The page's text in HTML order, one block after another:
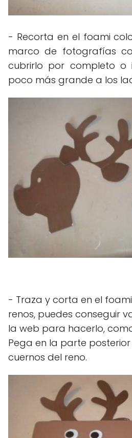
- Recorta en el foami
marco de fotografías
cubrirlo por completo o
poco más grande a los
- Traza y corta en el
renos, puedes conseguir
la web para hacerlo,
Pega en la parte
cuernos del reno.